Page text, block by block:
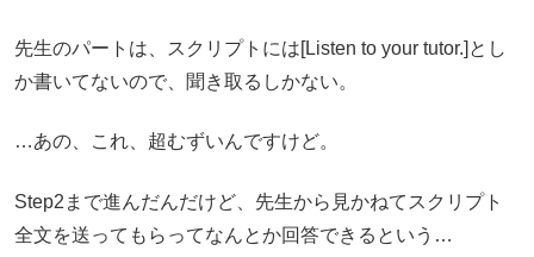
先生のパートは、スクリプトには[Listen to your tutor.]とし
か書いてないので、聞き取るしかない。
…あの、これ、超むずいんですけど。
Step2まで進んだんだけど、先生から見かねてスクリプト
全文を送ってもらってなんとか回答できるという…